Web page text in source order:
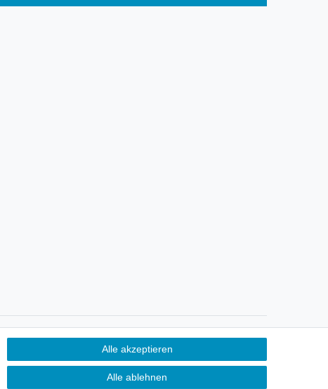
Sie möchten über neu eingetroffene
Lagerware oder Neuheiten
Alle akzeptieren
Alle ablehnen